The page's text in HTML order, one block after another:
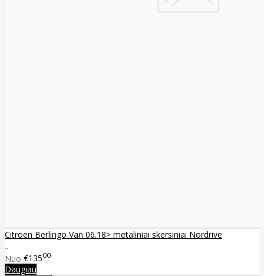
Citroen Berlingo Van 06.18> metaliniai skersiniai Nordrive
..
Nuo €13500
Daugiau